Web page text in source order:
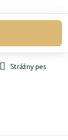
Strážny pes